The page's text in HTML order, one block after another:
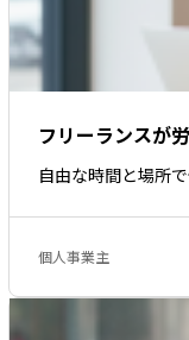
フリーランスが
自由な時間と場所
個人事業主